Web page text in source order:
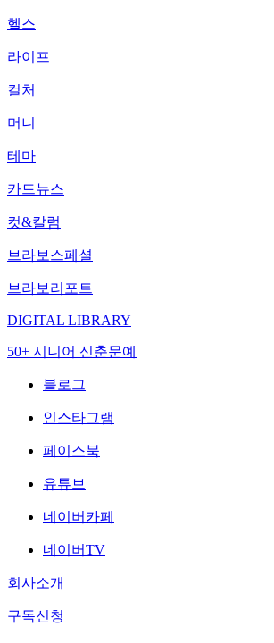
헬스
라이프
컬처
머니
테마
카드뉴스
컷&칼럼
브라보스페셜
브라보리포트
DIGITAL LIBRARY
50+ 시니어 신춘문예
블로그
인스타그램
페이스북
유튜브
네이버카페
네이버TV
회사소개
구독신청